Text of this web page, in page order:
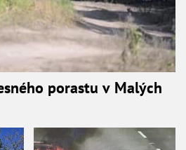
porastu v Malých